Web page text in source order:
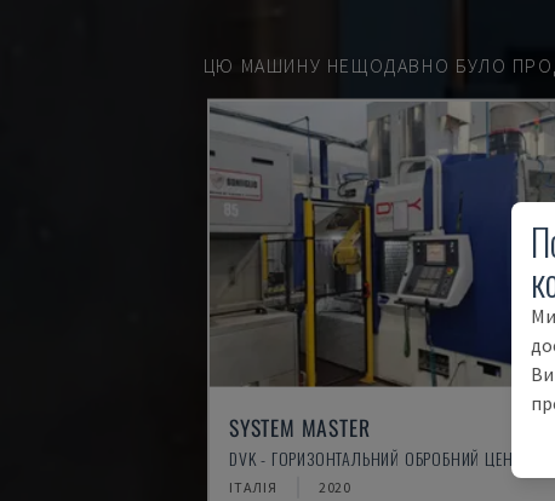
ЦЮ МАШИНУ НЕЩОДАВНО БУЛО
SYSTEM MASTER
DVK - ГОРИЗОНТАЛЬНИЙ ОБРОБНИЙ ЦЕНТР
ІТАЛІЯ 2020